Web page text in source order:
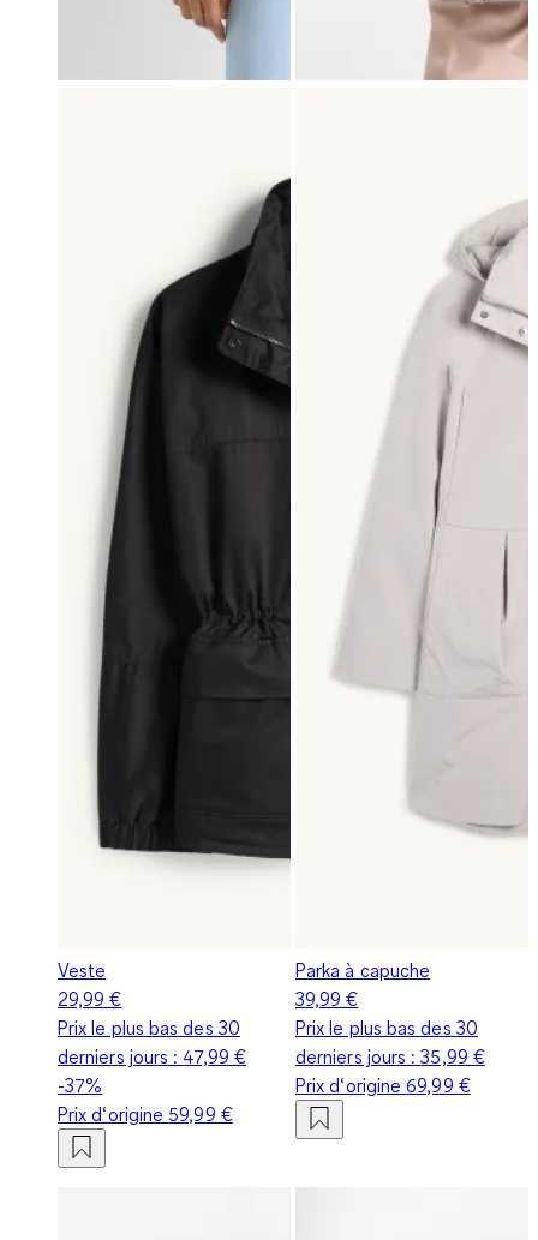
Veste
29,99 €
Prix le plus bas des 30
derniers jours : 47,99 €
-37%
Prix d‘origine 59,99 €
Parka à capuche
39,99 €
Prix le plus bas des 30
derniers jours :35,99 €
Prix d‘origine69,99 €